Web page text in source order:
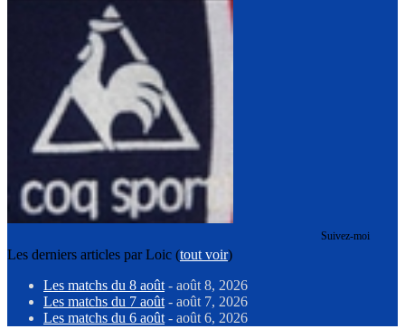
Suivez-moi
Les derniers articles par Loic (tout voir)
Les matchs du 8 août - août 8, 2026
Les matchs du 7 août - août 7, 2026
Les matchs du 6 août - août 6, 2026